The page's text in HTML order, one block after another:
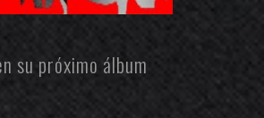
su próximo álbum